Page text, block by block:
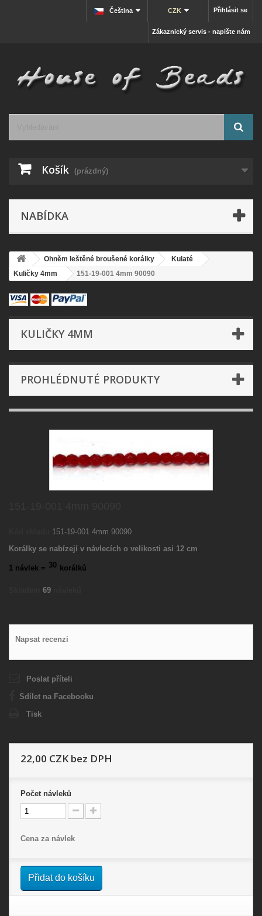
Přihlásit se
CZK
Čeština
Zákaznický servis - napište nám
Košík (prázdný)
NABÍDKA
Ohněm leštěné broušené korálky
Kulaté
Kuličky 4mm
151-19-001 4mm 90090
KULIČKY 4MM
PROHLÉDNUTÉ PRODUKTY
151-19-001 4mm 90090
Korálky se nabízejí v návlecích o velikosti asi 12 cm
1 návlek = 30 korálků
69
Napsat recenzi
Poslat příteli
Sdílet na Facebooku
Tisk
22,00 CZK bez DPH
Počet návleků
Cena za návlek
Přidat do košíku